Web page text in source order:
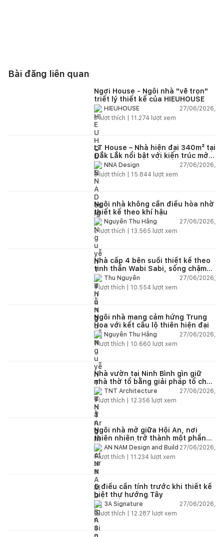
Bài đăng liên quan
Ngơi House - Ngôi nhà "vẽ trọn"
triết lý thiết kế của HIEUHOUSE
HIEUHOUSE
27/06/2026,
3lượt thích | 11.274 lượt xem
LT House – Nhà hiện đại 340m² tại
Đắk Lắk nổi bật với kiến trúc mở
và hệ sân vườn kết nối thiên
nhiên
NNA Design
27/06/2026,
3lượt thích | 15.844 lượt xem
Ngôi nhà không cần điều hòa nhờ
thiết kế theo khí hậu
Nguyễn Thu Hằng
27/06/2026,
2lượt thích | 13.565 lượt xem
Nhà cấp 4 bên suối thiết kế theo
tinh thần Wabi Sabi, sống chậm
giữa thiên nhiên
Thu Nguyễn
27/06/2026,
1lượt thích | 10.554 lượt xem
Ngôi nhà mang cảm hứng Trung
Hoa với kết cấu lộ thiên hiện đại
Nguyễn Thu Hằng
27/06/2026,
1lượt thích | 10.660 lượt xem
Nhà vườn tại Ninh Bình gìn giữ
nhà thờ tổ bằng giải pháp tổ chức
lại không gian
TNT Architecture
27/06/2026,
1lượt thích | 12.356 lượt xem
Ngôi nhà mở giữa Hội An, nơi
thiên nhiên trở thành một phần
của cuộc sống
AN NAM Design and Build 27/06/2026,
1lượt thích | 11.234 lượt xem
5 điều cần tính trước khi thiết kế
biệt thự hướng Tây
3A Signature
27/06/2026,
2lượt thích | 12.287 lượt xem